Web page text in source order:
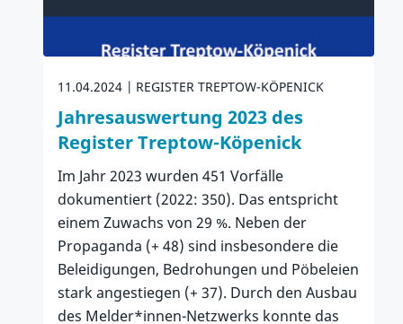
11.04.2024 REGISTER TREPTOW-KÖPENICK
Jahresauswertung 2023 des
Register Treptow-Köpenick
Im Jahr 2023 wurden 451 Vorfälle
dokumentiert (2022: 350). Das entspricht
einem Zuwachs von 29 %. Neben der
Propaganda (+ 48) sind insbesondere die
Beleidigungen, Bedrohungen und Pöbeleien
stark angestiegen (+ 37). Durch den Ausbau
des Melder*innen-Netzwerks konnte das